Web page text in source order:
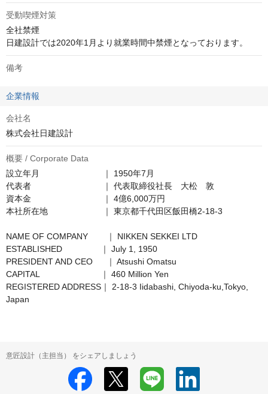
受動喫煙対策
全社禁煙
日建設計では2020年1月より就業時間中禁煙となっております。
備考
企業情報
会社名
株式会社日建設計
概要 / Corporate Data
設立年月　　　　　　　  ｜ 1950年7月
代表者　　　　　　　　  ｜ 代表取締役社長　大松　敦
資本金　　　　　　　　  ｜ 4億6,000万円
本社所在地　　　　　　  ｜ 東京都千代田区飯田橋2-18-3
NAME OF COMPANY	  ｜ NIKKEN SEKKEI LTD
ESTABLISHED　　　　  ｜ July 1, 1950
PRESIDENT AND CEO	  ｜ Atsushi Omatsu
CAPITAL　　　　　　　 ｜ 460 Million Yen
REGISTERED ADDRESS｜ 2-18-3 Iidabashi, Chiyoda-ku,Tokyo,
Japan
意匠設計（主担当） をシェアしましょう